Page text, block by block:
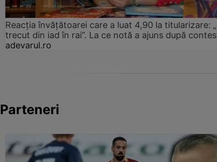
Reacția învățătoarei care a luat 4,90 la titularizare:
trecut din iad în rai”. La ce notă a ajuns după
adevarul.ro
Parteneri